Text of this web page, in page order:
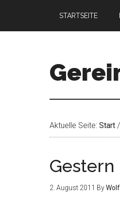
STARTSEITE
Aktuelle Seite: Start /
2. August 2011 By